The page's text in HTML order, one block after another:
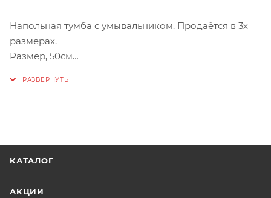
Напольная тумба с умывальником. Продаётся в 3х
размерах.
Размер, 50см
КАТАЛОГ
АКЦИИ